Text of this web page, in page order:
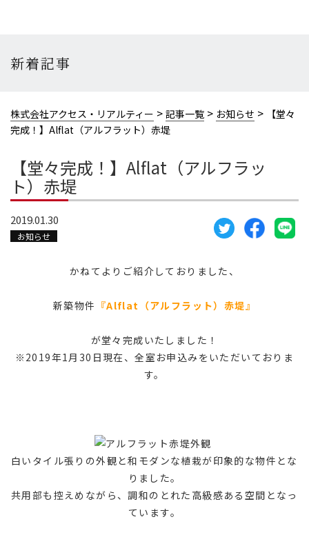
新着記事
株式会社アクセス・リアルティー > 記事一覧 > お知らせ >
【堂々
完成！】Alflat（アルフラット）赤堤
【堂々完成！】Alflat（アルフラッ
ト）赤堤
2019.01.30
お知らせ
かねてよりご紹介しておりました、
新築物件 『Alflat（アルフラット）赤堤』
が堂々完成いたしました！
※2019年1月30日現在、全室お申込みをいただいておりま
す。
白いタイル張りの外観と和モダンな植栽が印象的な物件とな
りました。
共用部も控えめながら、調和のとれた高級感ある空間となっ
ています。